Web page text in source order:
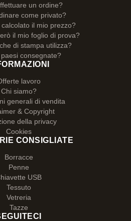
un ordine?
come privato?
il mio prezzo?
il mio foglio di prova?
di stampa utilizza?
consegnate?
lavoro
Chi siamo?
generali di vendita
& Copyright
della privacy
Cookies
CONSIGLIATE
Borracce
Penne
USB
Tessuto
Vetreria
Tazze